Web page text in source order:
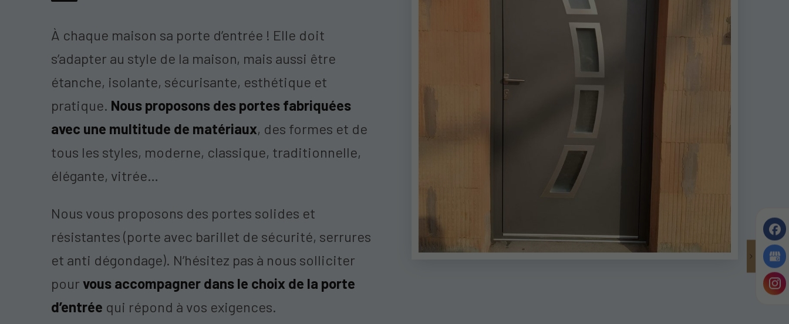
À chaque maison sa porte d’entrée ! Elle doit
s’adapter au style de la maison, mais aussi être
étanche, isolante, sécurisante, esthétique et
pratique. Nous proposons des portes fabriquées
avec une multitude de matériaux, des formes et de
tous les styles, moderne, classique, traditionnelle,
élégante, vitrée…
Nous vous proposons des portes solides et
résistantes (porte avec barillet de sécurité, serrures
et anti dégondage). N’hésitez pas à nous solliciter
pourvous accompagner dans le choix de la porte
d’entrée qui répond à vos exigences.